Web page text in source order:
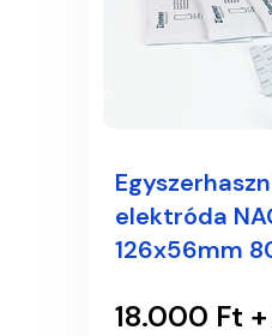
elektróda
126x56mm
18.000 Ft +